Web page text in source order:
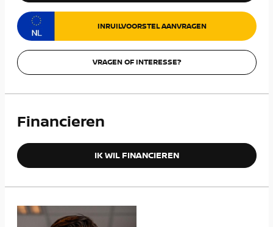
INRUILVOORSTEL AANVRAGEN
VRAGEN OF INTERESSE?
Financieren
IK WIL FINANCIEREN